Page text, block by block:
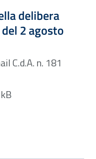
delibera
2 agosto
222.01 kB
C.d.A. n. 181